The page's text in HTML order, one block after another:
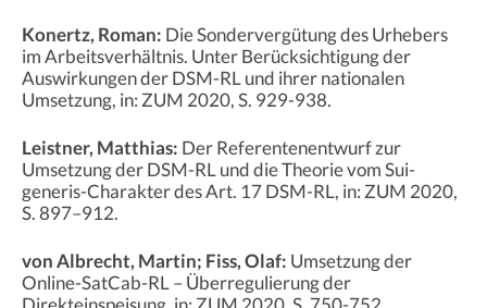
Konertz, Roman: Die Sondervergütung des Urhebers
im Arbeitsverhältnis. Unter Berücksichtigung der
Auswirkungen der DSM-RL und ihrer nationalen
Umsetzung, in: ZUM 2020, S. 929-938.
Leistner, Matthias: Der Referentenentwurf zur
Umsetzung der DSM-RL und die Theorie vom Sui-
generis-Charakter des Art. 17 DSM-RL, in: ZUM 2020,
S. 897–912.
von Albrecht, Martin; Fiss, Olaf: Umsetzung der
Online-SatCab-RL – Überregulierung der